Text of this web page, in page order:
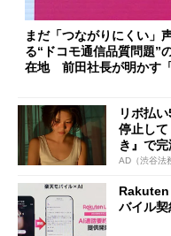
まだ「つながりにくい」
る“ドコモ通信品質問題”
在地 前田社長が明かす
リボ払
停止し
き』で完
AD（渋谷法
Rakuten
バイル